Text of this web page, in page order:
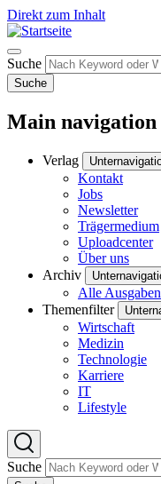
Direkt zum Inhalt
Suche
Suche
Main navigation
Verlag
Kontakt
Jobs
Newsletter
Trägermedium
Uploadcenter
Über uns
Archiv
Alle Ausgaben
Themenfilter
Wirtschaft
Medizin
Technologie
Karriere
IT
Lifestyle
Suche